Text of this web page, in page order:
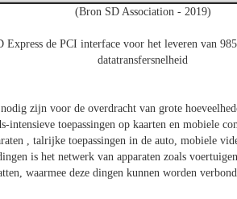
(Bron SD Association - 2019)
de PCI interface voor het leveren van
datatransfersnelheid
zijn voor de overdracht van grote
toepassingen op kaarten en mobiele
, talrijke toepassingen in de auto, mobiele
is het netwerk van apparaten zoals
waarmee deze dingen kunnen worden